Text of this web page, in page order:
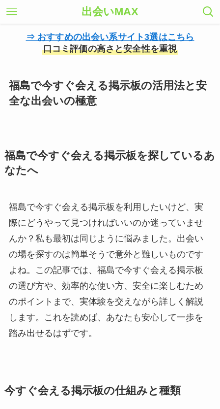
出会いMAX
⇒ おすすめの出会い系サイト3選はこちら
口コミ評価の高さと安全性を重視
福島で今すぐ会える掲示板の活用法と安
全な出会いの極意
福島で今すぐ会える掲示板を探しているあ
なたへ
福島で今すぐ会える掲示板を利用したいけど、実
際にどうやって見つければいいのか迷っていませ
んか？私も最初は同じように悩みました。出会い
の場を探すのは簡単そうで意外と難しいものです
よね。この記事では、福島で今すぐ会える掲示板
の選び方や、効率的な使い方、安全に楽しむため
のポイントまで、実体験を交えながら詳しく解説
します。これを読めば、あなたも安心して一歩を
踏み出せるはずです。
今すぐ会える掲示板の仕組みと種類